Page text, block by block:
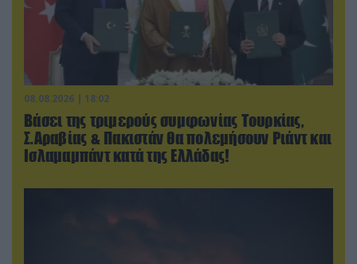
08.08.2026 | 18:02
Βάσει της τριμερούς συμφωνίας Τουρκίας,
Σ.Αραβίας & Πακιστάν θα πολεμήσουν Ριάντ και
Ισλαμαμπάντ κατά της Ελλάδας!